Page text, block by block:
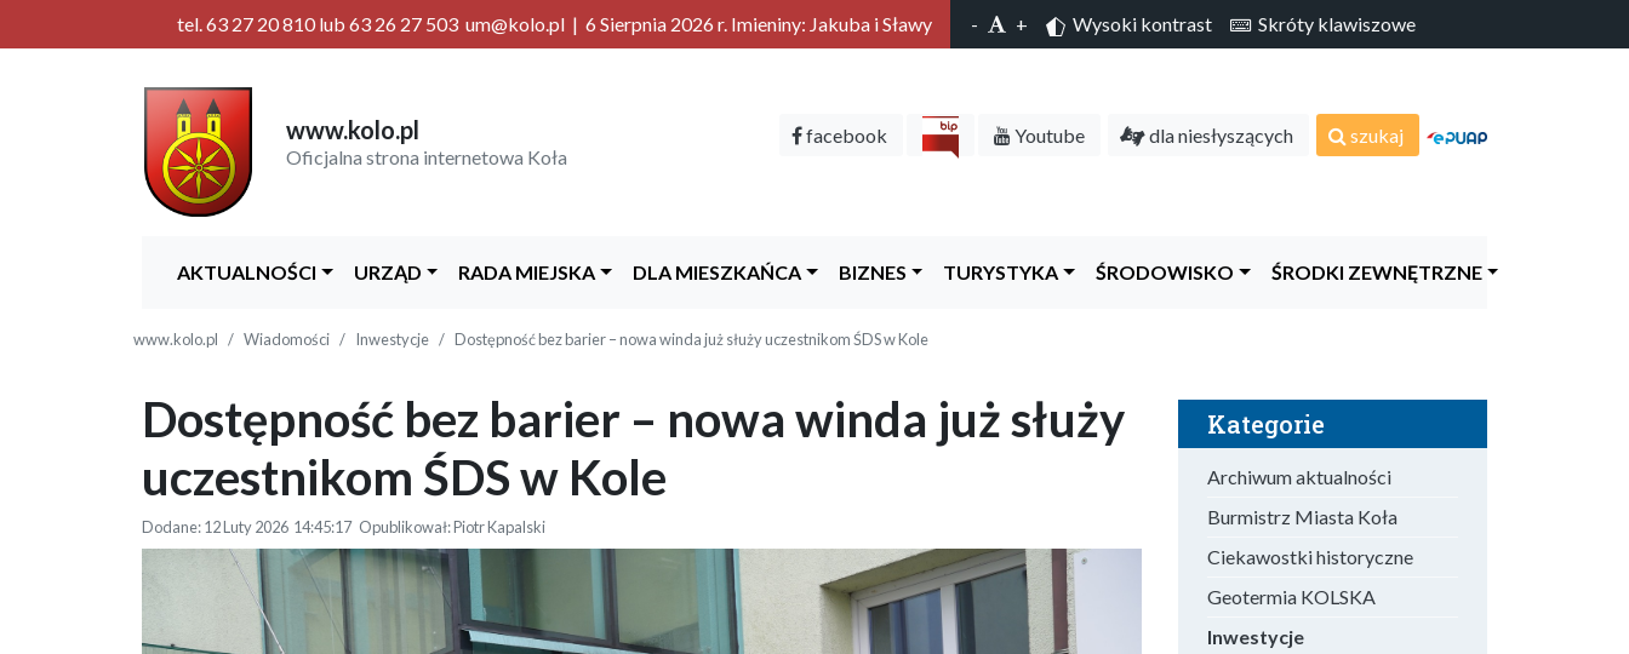
tel. 63 27 20 810 lub 63 26 27 503 um@kolo.pl | 6 Sierpnia 2026 r. Imieniny: Jakuba i Sławy - + Wysoki kontrast Skróty klawiszowe
www.kolo.pl
Oficjalna strona internetowa Koła
facebook Youtube dla niesłyszących szukaj
AKTUALNOŚCI URZĄD RADA MIEJSKA DLA MIESZKAŃCA BIZNES TURYSTYKA ŚRODOWISKO ŚRODKI ZEWNĘTRZNE
www.kolo.pl Wiadomości Inwestycje Dostępność bez barier – nowa winda już służy uczestnikom ŚDS w Kole
Dostępność bez barier – nowa winda już służy
uczestnikom ŚDS w Kole
Dodane: 12 Luty 2026 14:45:17 Opublikował: Piotr Kapalski
Kategorie
Archiwum aktualności
Burmistrz Miasta Koła
Ciekawostki historyczne
Geotermia KOLSKA
Inwestycje